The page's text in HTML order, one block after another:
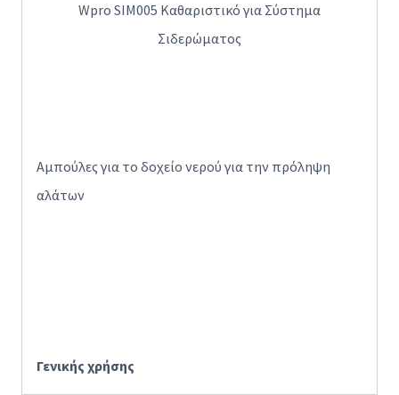
Wpro SIM005 Καθαριστικό για Σύστημα
Σιδερώματος
Αμπούλες για το δοχείο νερού για την πρόληψη
αλάτων
Γενικής χρήσης